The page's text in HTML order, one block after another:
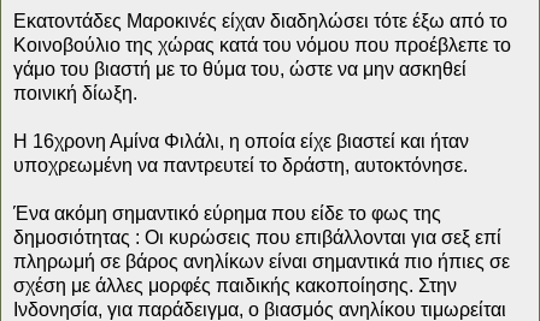
Εκατοντάδες Μαροκινές είχαν διαδηλώσει τότε έξω από το
Κοινοβούλιο της χώρας κατά του νόμου που προέβλεπε το
γάμο του βιαστή με το θύμα του, ώστε να μην ασκηθεί
ποινική δίωξη.
Η 16χρονη Αμίνα Φιλάλι, η οποία είχε βιαστεί και ήταν
υποχρεωμένη να παντρευτεί το δράστη, αυτοκτόνησε.
Ένα ακόμη σημαντικό εύρημα που είδε το φως της
δημοσιότητας : Οι κυρώσεις που επιβάλλονται για σεξ επί
πληρωμή σε βάρος ανηλίκων είναι σημαντικά πιο ήπιες σε
σχέση με άλλες μορφές παιδικής κακοποίησης. Στην
Ινδονησία, για παράδειγμα, ο βιασμός ανηλίκου τιμωρείται